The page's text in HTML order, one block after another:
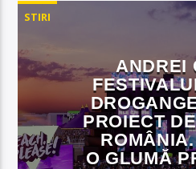
STIRI
ANDREI
PROIECT
O GLUMĂ